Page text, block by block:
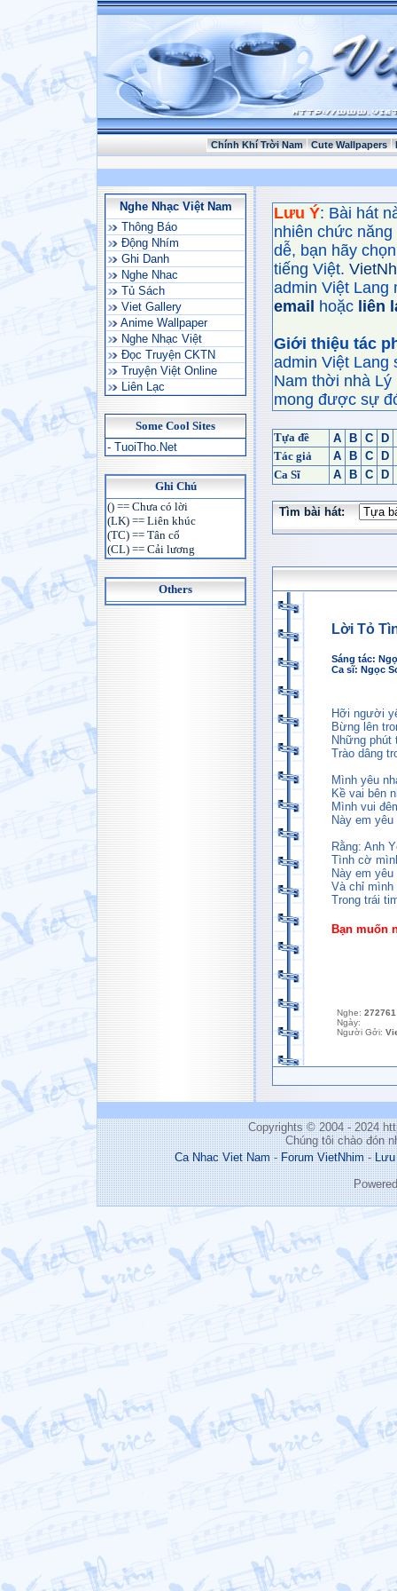
Chính Khí Trời Nam Cute Wallpapers
Nghe Nhạc Việt Nam
Thông Báo
Động Nhím
Ghi Danh
Nghe Nhac
Tủ Sách
Viet Gallery
Anime Wallpaper
Nghe Nhạc Việt
Đọc Truyện CKTN
Truyện Việt Online
Liên Lạc
Some Cool Sites
- TuoiTho.Net
Ghi Chú
() == Chưa có lời
(LK) == Liên khúc
(TC) == Tân cổ
(CL) == Cải lương
Others
Lưu Ý: Bài hát
nhiên chức
dễ, bạn hãy
tiếng Việt.
admin Việt Lang
email
hoặc liên
Giới thiệu tác
admin Việt Lang
Nam thời nhà
mong được sự
Tựa đề A B C
D
Tác giả
A B C
D
Ca Sĩ
A B C D
Tìm bài hát:
Lời Tỏ
Sáng tác:
Ca sĩ: Ngọc
Hỡi người
Bừng lên
Những phút
Trào dâng
Mình yêu
Kề vai bên
Mình vui
Này em
Rằng: Anh
Tình cờ
Này em
Và chỉ mình
Trong trái
Bạn muốn
Nghe: 272761
Ngày:
Người Gởi:
Copyrights © 2004 - 2024
Chúng tôi chào đón
Ca Nhac Viet Nam-Forum VietNhim-